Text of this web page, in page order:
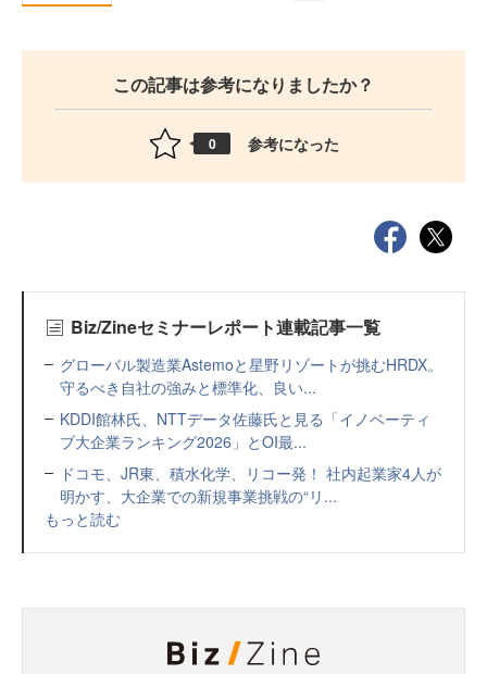
この記事は参考になりましたか？
0 参考になった
Biz/Zineセミナーレポート連載記事一覧
グローバル製造業Astemoと星野リゾートが挑むHRDX。
守るべき自社の強みと標準化、良い...
KDDI館林氏、NTTデータ佐藤氏と見る「イノベーティ
ブ大企業ランキング2026」とOI最...
ドコモ、JR東、積水化学、リコー発！ 社内起業家4人が
明かす、大企業での新規事業挑戦の“リ...
もっと読む